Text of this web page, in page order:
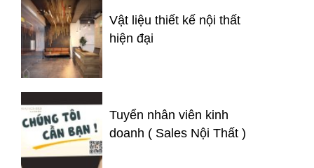
Vật liệu thiết kế nội thất
hiện đại
Tuyển nhân viên kinh
doanh ( Sales Nội Thất )